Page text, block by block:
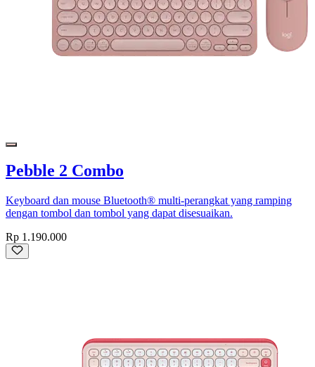
Pebble 2 Combo
Keyboard dan mouse Bluetooth® multi-perangkat yang ramping
dengan tombol dan tombol yang dapat disesuaikan.
Rp 1.190.000